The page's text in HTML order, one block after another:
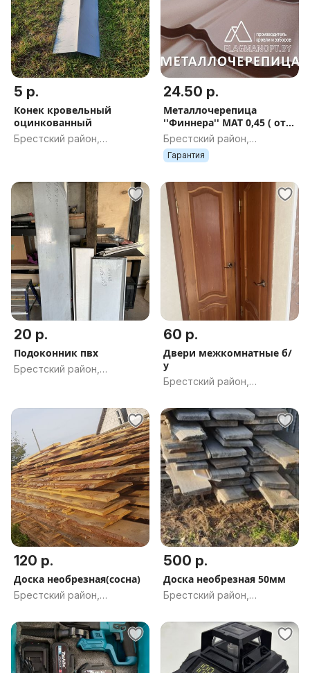
5 р.
Конек кровельный
оцинкованный
Брестский район,
24.50 р.
Металлочерепица
''Финнера'' МАТ 0,45 ( от
производителя ) АКЦИЯ
металлическая черепица
Брестский район,
Брестская обл.
Гарантия
20 р.
Подоконник пвх
Брестский район,
60 р.
Двери межкомнатные б/
у
Брестский район,
120 р.
Доска необрезная(сосна)
Брестский район,
500 р.
Доска необрезная 50мм
Брестский район,